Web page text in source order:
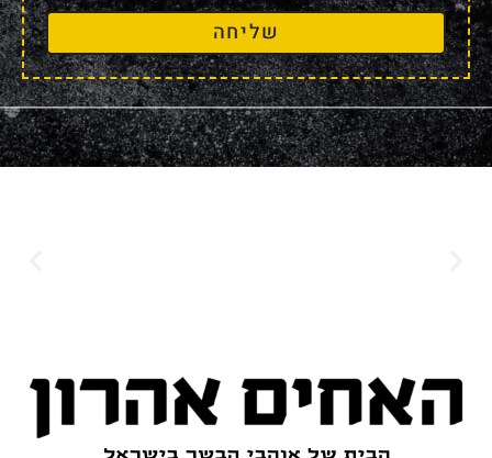
שליחה